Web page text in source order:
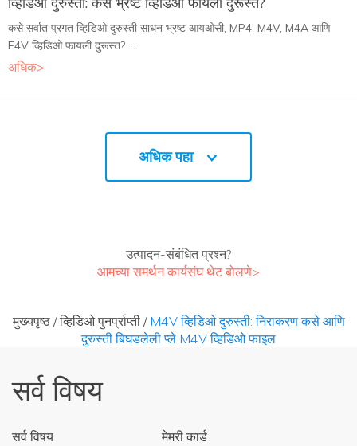
कसे सर्वात प्रगत व्हिडिओ दुरुस्ती साधन भ्रष्ट आयओसी, MP4, M4V, M4A आणि
F4V व्हिडिओ फायली दुरूस्त? ...
अधिक>
अधिक पहा
उत्पादन-संबंधित प्रश्न?
आमच्या समर्थन कार्यसंघ थेट बोलणे>
मुख्यपृष्ठ/व्हिडिओ पुनर्प्राप्ती/ M4V व्हिडिओ दुरुस्ती: निराकरण कसे आणि
दुरुस्ती बिघडलेली प्ले M4V व्हिडिओ फाइल
सर्व विषय
सर्व विषय
मेमरी कार्ड